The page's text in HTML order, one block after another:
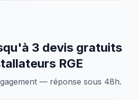
3 devis gratuits
RGE
— réponse sous 48h.